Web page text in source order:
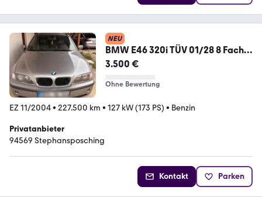
NEU
BMW E46 320i TÜV 01/28 8 Fach
bereift
3.500 €
Ohne Bewertung
EZ 11/2004• 227.500 km • 127 kW (173 PS) • Benzin
Privatanbieter
94569 Stephansposching
Kontakt Parken